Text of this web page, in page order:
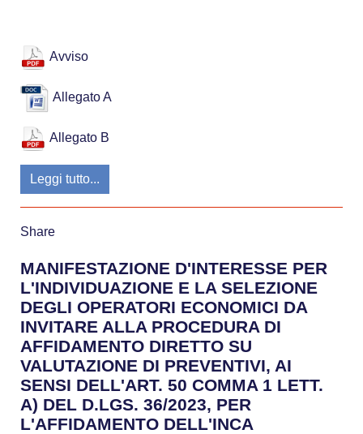
Avviso
Allegato A
Allegato B
Leggi tutto...
Share
MANIFESTAZIONE D'INTERESSE PER
L'INDIVIDUAZIONE E LA SELEZIONE
DEGLI OPERATORI ECONOMICI DA
INVITARE ALLA PROCEDURA DI
AFFIDAMENTO DIRETTO SU
VALUTAZIONE DI PREVENTIVI, AI
SENSI DELL'ART. 50 COMMA 1 LETT.
A) DEL D.LGS. 36/2023, PER
L'AFFIDAMENTO DELL'INCA